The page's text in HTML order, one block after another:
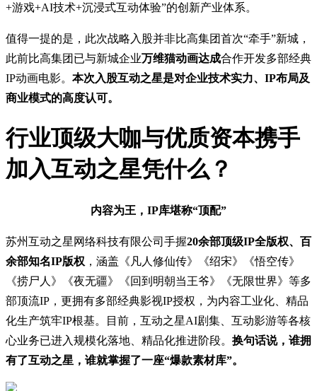
+游戏+AI技术+沉浸式互动体验”的创新产业体系。
值得一提的是，此次战略入股并非比高集团首次“牵手”新城，
此前比高集团已与新城企业万维猫动画达成合作开发多部经典
IP动画电影。 本次入股互动之星是对企业技术实力、IP布局及
商业模式的高度认可。
行业顶级大咖与优质资本携手
加入互动之星凭什么？
内容为王，IP库堪称“顶配”
苏州互动之星网络科技有限公司手握20余部顶级IP全版权、百
余部知名IP版权 ，涵盖《凡人修仙传》《绍宋》《悟空传》
《捞尸人》《夜无疆》《回到明朝当王爷》《无限世界》等多
部顶流IP，更拥有多部经典影视IP授权，为内容工业化、精品
化生产筑牢IP根基。目前，互动之星AI剧集、互动影游等各核
心业务已进入规模化落地、精品化推进阶段。 换句话说，谁拥
有了互动之星，谁就掌握了一座“爆款素材库”。